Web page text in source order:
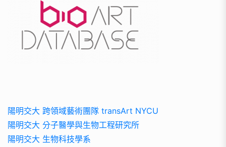
陽明交大 跨領域藝術團隊 transArt NYCU
陽明交大 分子醫學與生物工程研究所
陽明交大 生物科技學系